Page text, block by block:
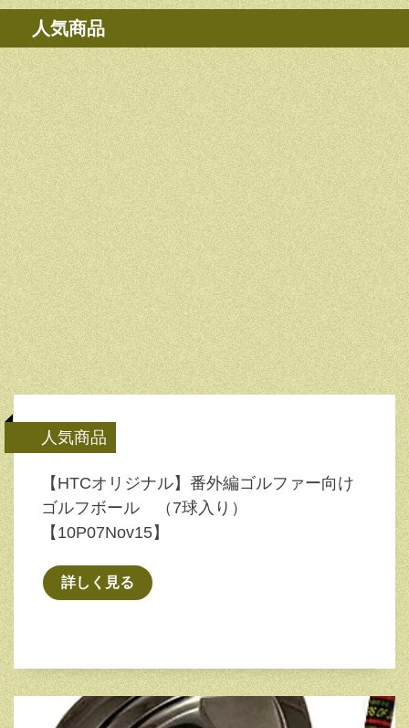
人気商品
人気商品
【HTCオリジナル】番外編ゴルファー向け
ゴルフボール （7球入り）
【10P07Nov15】
詳しく見る